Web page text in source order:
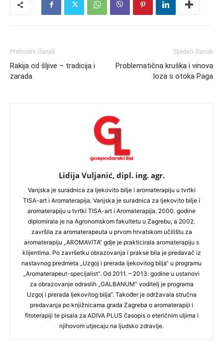
Prethodni članak
Rakija od šljive – tradicija i
zarada
Sljedeći članak
Problematična kruška i vinova
loza s otoka Paga
Lidija Vuljanić, dipl. ing. agr.
Vanjska je suradnica za ljekovito bilje i aromaterapiju u tvrtki
TISA-art i Aromaterapija. Vanjska je suradnica za ljekovito bilje i
aromaterapiju u tvrtki TISA-art i Aromaterapija. 2000. godine
diplomirala je na Agronomskom fakultetu u Zagrebu, a 2002.
završila za aromaterapeuta u prvom hrvatskom učilištu za
aromaterapiju „AROMAVITA“ gdje je prakticirala aromaterapiju s
klijentima. Po završetku obrazovanja i prakse bila je predavač iz
nastavnog predmeta „Uzgoj i prerada ljekovitog bilja“ u programu
„Aromaterapeut-specijalist“. Od 2011. – 2013. godine u ustanovi
za obrazovanje odraslih „GALBANUM“ voditelj je programa
Uzgoj i prerada ljekovitog bilja“. Također je održavala stručna
predavanja po knjižnicama grada Zagreba o aromaterapiji i
fitoterapiji te pisala za ADIVA PLUS časopis o eteričnim uljima i
njihovom utjecaju na ljudsko zdravlje.